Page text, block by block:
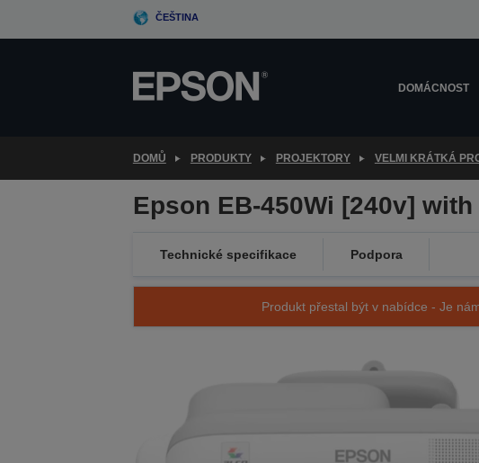
ČEŠTINA
DOMÁCNOST
DOMŮ PRODUKTY PROJEKTORY VELMI KRÁTKÁ
Epson EB-450Wi [240v]
Technické specifikace Podpora
Produkt přestal být v nabídce - Je